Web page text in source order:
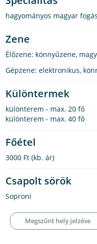
hagyományos magyar
Zene
Élőzene: könnyűzene,
Gépzene: elektronikus,
Különtermek
különterem - max. 20 fő
különterem - max. 40 fő
Főétel
3000 Ft (kb. ár)
Csapolt sörök
Soproni
Megszűnt hely jelzése